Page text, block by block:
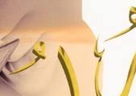
Koran maan-
Qaidatu
Arabisch voor